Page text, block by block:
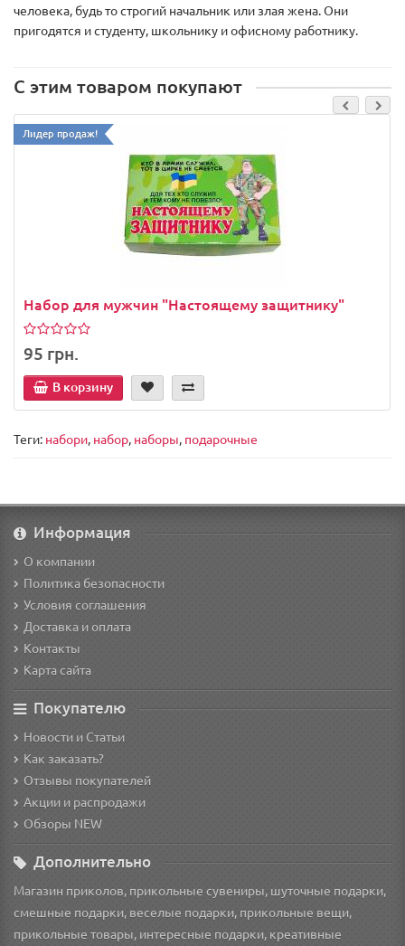
человека, будь то строгий начальник или злая жена. Они
пригодятся и студенту, школьнику и офисному работнику.
С этим товаром покупают
Лидер продаж!
Набор для мужчин "Настоящему защитнику"
95 грн.
В корзину
Теги: набори, набор, наборы, подарочные
Информация
О компании
Политика безопасности
Условия соглашения
Доставка и оплата
Контакты
Карта сайта
Покупателю
Новости и Статьи
Как заказать?
Отзывы покупателей
Акции и распродажи
Обзоры NEW
Дополнительно
Магазин приколов, прикольные сувениры, шуточные подарки,
смешные подарки, веселые подарки, прикольные вещи,
прикольные товары, интересные подарки, креативные